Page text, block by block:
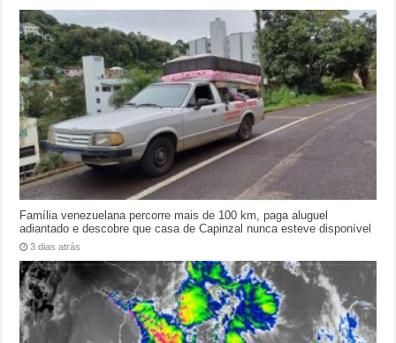
Família venezuelana percorre mais de 100 km, paga aluguel
adiantado e descobre que casa de Capinzal nunca esteve disponível
3 dias atrás